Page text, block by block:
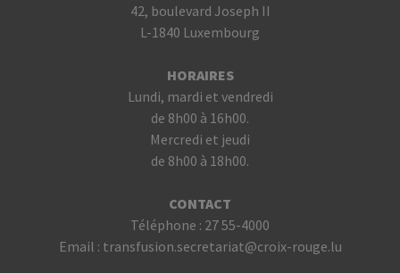
42, boulevard Joseph II
L-1840 Luxembourg
HORAIRES
Lundi, mardi et vendredi
de 8h00 à 16h00.
Mercredi et jeudi
de 8h00 à 18h00.
CONTACT
Téléphone : 27 55-4000
Email : transfusion.secretariat@croix-rouge.lu